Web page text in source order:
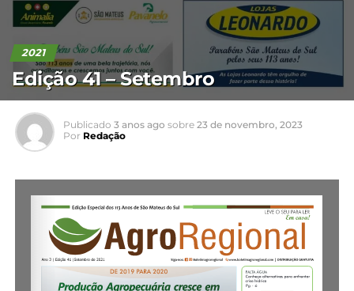
2021
Edição 41 – Setembro
Publicado 3 anos ago sobre 23 de novembro, 2023
Por Redação